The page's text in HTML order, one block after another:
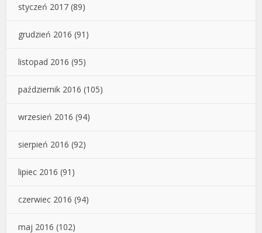
styczeń 2017 (89)
grudzień 2016 (91)
listopad 2016 (95)
październik 2016 (105)
wrzesień 2016 (94)
sierpień 2016 (92)
lipiec 2016 (91)
czerwiec 2016 (94)
maj 2016 (102)